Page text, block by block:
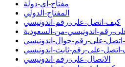
مفتاح-اي-دولة
المفتاح-الدولي
كيف-اتصل-على-رقم-اندونيسي
رقم-اندونيسي-من-السعودية
على-رقم-جوال-اندونيسي
اتصل-على-رقم-ثابت-اندونيسي
الاتصال-على-رقم-اندونيسي